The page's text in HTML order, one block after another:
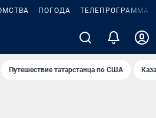
ПОГОДА ТЕЛЕПРОГРАММА
Путешествие татарстанца по США